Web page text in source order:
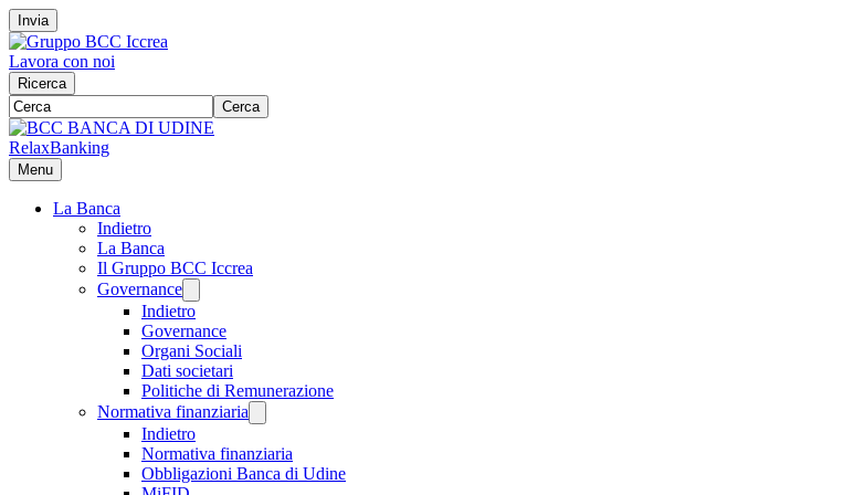
Invia
Lavora con noi
Ricerca
Cerca
RelaxBanking
Menu
La Banca
Indietro
La Banca
Il Gruppo BCC Iccrea
Governance
Indietro
Governance
Organi Sociali
Dati societari
Politiche di Remunerazione
Normativa finanziaria
Indietro
Normativa finanziaria
Obbligazioni Banca di Udine